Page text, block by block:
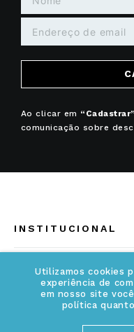
Utilizamos cookies
experiência de
em nosso site
política
Ao clicar em “Cadastrar”
comunicação sobre
INSTITUCIONAL
Quem somos
Acesse Nosso Blog
Fale Conosco
INFORMAÇÕES
Cuidados Especiais
Política de Troca e